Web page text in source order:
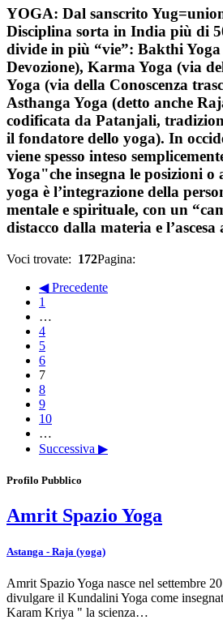
YOGA: Dal sanscrito
Disciplina sorta in India più di
divide in più “vie”: Bakthi
Devozione), Karma Yoga (via
Yoga (via della Conoscenza
Asthanga Yoga (detto anche
codificata da Patanjali,
il fondatore dello yoga). In
viene spesso inteso
Yoga"che insegna le posizioni o
yoga è l’integrazione della
mentale e spirituale, con un
distacco dalla materia e l’ascesa
Voci trovate: 172Pagina:
◀ Precedente
1
…
4
5
6
7
8
9
10
…
Successiva ▶
Profilo Pubblico
Amrit Spazio Yoga
Astanga - Raja (yoga)
Amrit Spazio Yoga nasce nel settembre
divulgare il Kundalini Yoga come
Karam Kriya " la scienza…